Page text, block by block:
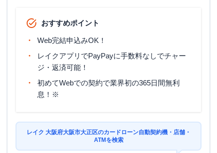
おすすめポイント
Web完結申込みOK！
レイクアプリでPayPayに手数料なしでチャー
ジ・返済可能！
初めてWebでの契約で業界初の365日間無利
息！※
レイク 大阪府大阪市大正区のカードローン自動契約機・店舗・
ATMを検索